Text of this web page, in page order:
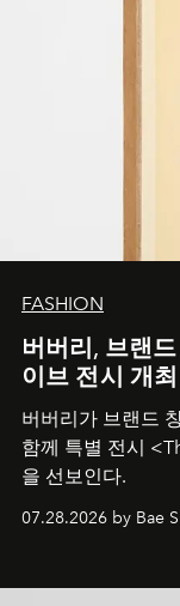
FASHION
버버리, 브랜
이브 전시 개최
버버리가 브랜드
함께 특별 전시
을 선보인다.
07.28.2026 by Bae